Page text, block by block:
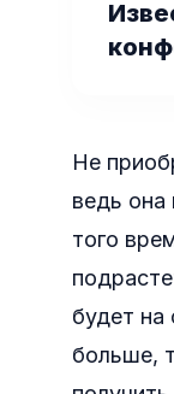
Не
ведь
того
будет на
больше,